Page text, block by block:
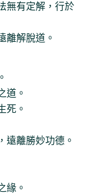
無有定解，行於
離解脫道。
道。
死。
遠離勝妙功德。
緣。